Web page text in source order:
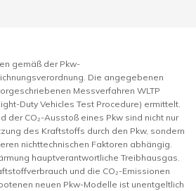
gemäß der Pkw-
Die angegebenen
Messverfahren WLTP
Duty Vehicles Test Procedure) ermittelt.
der CO₂-Ausstoß eines Pkw sind nicht nur
des Kraftstoffs durch den Pkw, sondern
nichttechnischen Faktoren abhängig.
hauptverantwortliche Treibhausgas.
und die CO₂-Emissionen
neuen Pkw-Modelle ist unentgeltlich